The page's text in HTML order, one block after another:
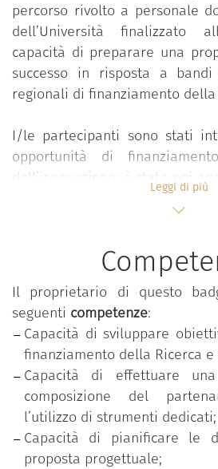
percorso rivolto a personale
dell’Università finalizzato
capacità di preparare una
successo in risposta a bandi
regionali di finanziamento
I/le partecipanti sono stati
opportunità di
dell’innovazione; è stato poi
di vita del progetto,
fase di pianificazione e
progetti europei di Horizon
fornite nozioni
aspetti di gestione del
secondo le diverse
finanziamento utilizzate.
A partire dall’analisi di casi
hanno infine approfondito le
alla comunicazione,
della ricerca.
Leggi di più
Il proprietario di questo
seguenti competenze:
Capacità di sviluppare
finanziamento della Ricerca e
Capacità di effettuare
composizione del
l’utilizzo di strumenti dedicati;
Capacità di pianificare le
proposta progettuale;